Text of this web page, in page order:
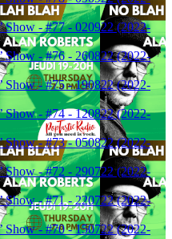
Show - #77 - 020922 (2022-
Show - #76 - 260822 (2022-
Show - #75 - 190822 (2022-
Show - #74 - 120822 (2022-
Show - #73 - 050822 (2022-
Show - #72 - 290722 (2022-
Show - #71 - 220722 (2022-
Show - #70 - 150722 (2022-